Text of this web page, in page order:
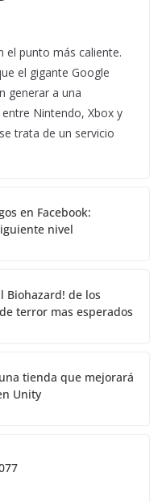
el punto más caliente.
el gigante Google
generar a una
Nintendo, Xbox y
trata de un servicio
en Facebook:
nivel
Biohazard! de los
terror mas esperados
tienda que mejorará
Unity